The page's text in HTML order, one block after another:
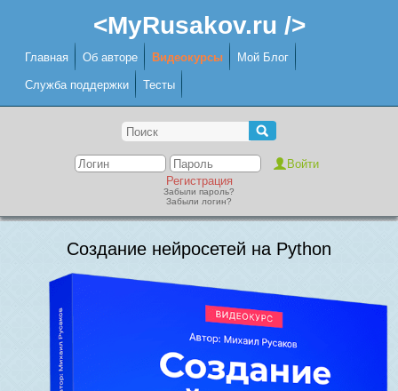
<MyRusakov.ru />
Главная Об авторе Видеокурсы Мой Блог
Служба поддержки Тесты
Регистрация
Забыли пароль?
Забыли логин?
Создание нейросетей на Python